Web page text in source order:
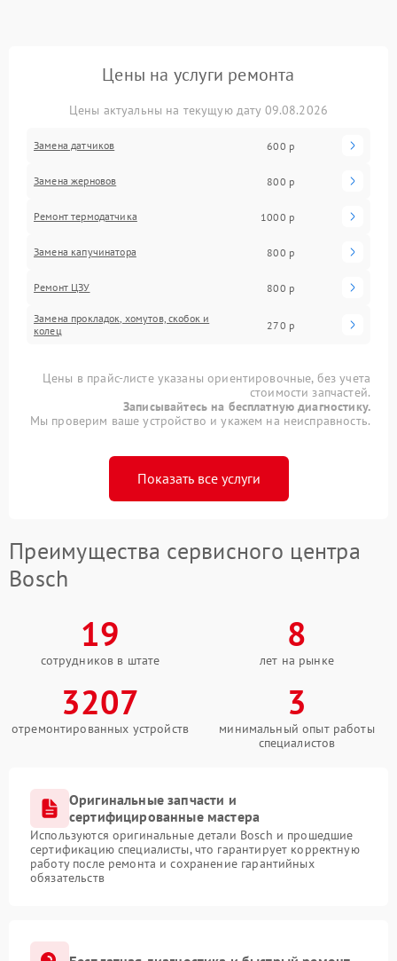
Цены на услуги ремонта
Цены актуальны на текущую дату 09.08.2026
Замена датчиков 600 р
Замена жерновов 800 р
Ремонт термодатчика 1000 р
Замена капучинатора 800 р
Ремонт ЦЗУ 800 р
Замена прокладок, хомутов, скобок и
колец
270 р
Цены в прайс-листе указаны ориентировочные, без учета
стоимости запчастей.
Записывайтесь на бесплатную диагностику.
Мы проверим ваше устройство и укажем на неисправность.
Показать все услуги
Преимущества сервисного центра
Bosch
19
сотрудников в штате
8
лет на рынке
3207
отремонтированных устройств
3
минимальный опыт работы
специалистов
Оригинальные запчасти и
сертифицированные мастера
Используются оригинальные детали Bosch и прошедшие
сертификацию специалисты, что гарантирует корректную
работу после ремонта и сохранение гарантийных
обязательств